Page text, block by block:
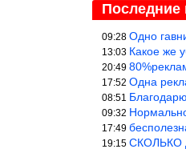
Последние
09:28 Одно
13:03 Какое же убогое
20:49 80%рекламы, везёт
17:52 Одна реклама
08:51
09:32
17:49
19:15 СКОЛЬКО ДЕ---